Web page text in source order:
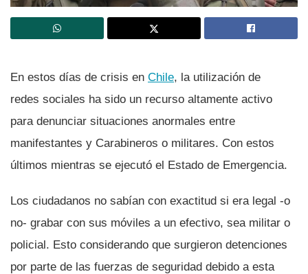
En estos dí­as de crisis en Chile, la utilización de
redes sociales ha sido un recurso altamente activo
para denunciar situaciones anormales entre
manifestantes y Carabineros o militares. Con estos
últimos mientras se ejecutó el Estado de Emergencia.
Los ciudadanos no sabí­an con exactitud si era legal -o
no- grabar con sus móviles a un efectivo, sea militar o
policial. Esto considerando que surgieron detenciones
por parte de las fuerzas de seguridad debido a esta